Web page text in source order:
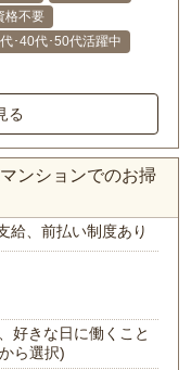
格不要
･40代･50代活躍中
る
ンションでのお掃
給、前払い制度あり
好きな日に働くこと
ら選択)